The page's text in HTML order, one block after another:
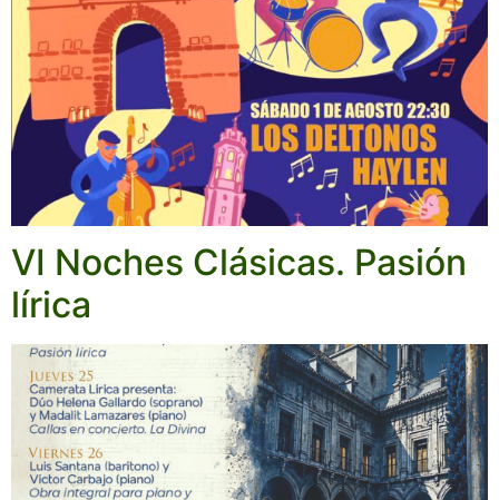
VI Noches Clásicas. Pasión
lírica